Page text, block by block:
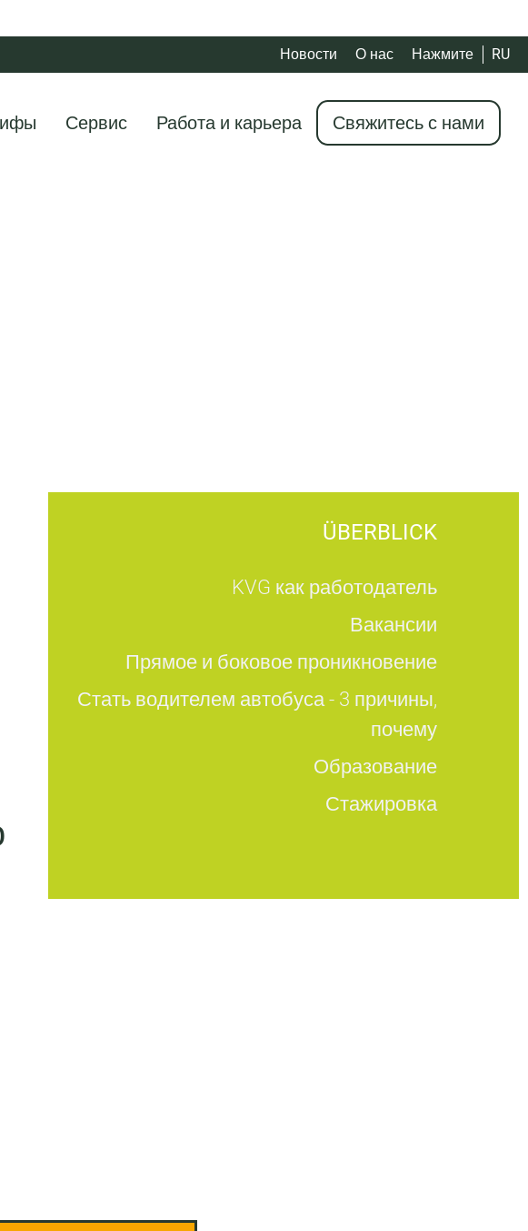
Новости О нас Нажмите RU
Сервис Работа и карьера Свяжитесь с нами
ÜBERBLICK
KVG как работодатель
Вакансии
Прямое и боковое проникновение
Стать водителем автобуса - 3 причины,
почему
Образование
Стажировка